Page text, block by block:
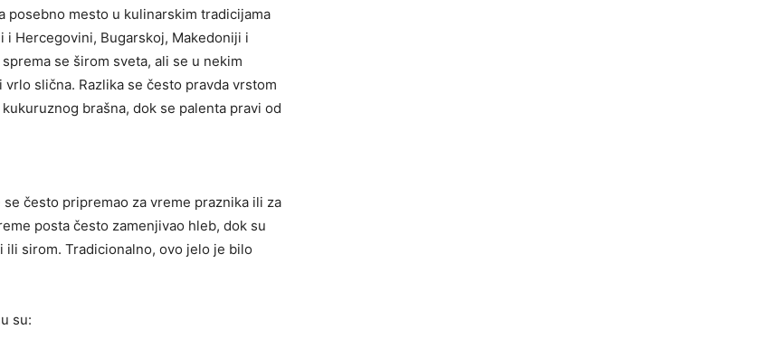
posebno mesto u kulinarskim tradicijama
i Hercegovini, Bugarskoj, Makedoniji i
se širom sveta, ali se u nekim
slična. Razlika se često pravda vrstom
brašna, dok se palenta pravi od
često pripremao za vreme praznika ili za
posta često zamenjivao hleb, dok su
sirom. Tradicionalno, ovo jelo je bilo
su: